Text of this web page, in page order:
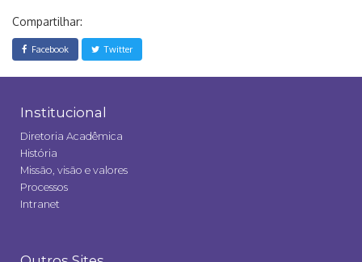
Compartilhar:
Facebook Twitter
Institucional
Diretoria Acadêmica
História
Missão, visão e valores
Processos
Intranet